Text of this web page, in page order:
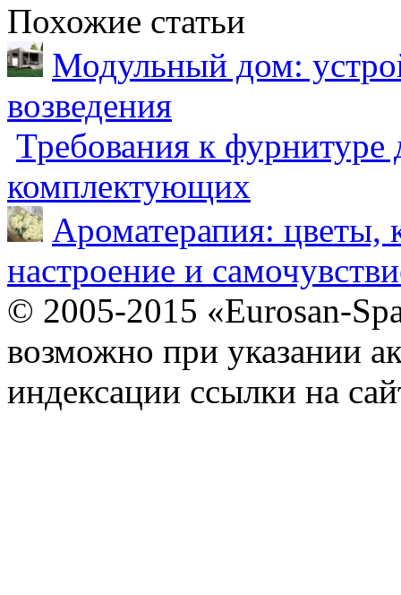
Похожие статьи
Модульный дом:
возведения
Требования к фурнитуре
комплектующих
Ароматерапия: цветы,
настроение и
© 2005-2015 «Eurosan-
возможно при указании
индексации ссылки на